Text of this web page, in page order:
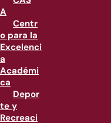
A
Centr
o para la
Excelenci
a
Académi
ca
Depor
te y
Recreaci